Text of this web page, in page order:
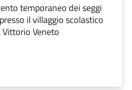
temporaneo dei seggi
il villaggio scolastico
Vittorio Veneto